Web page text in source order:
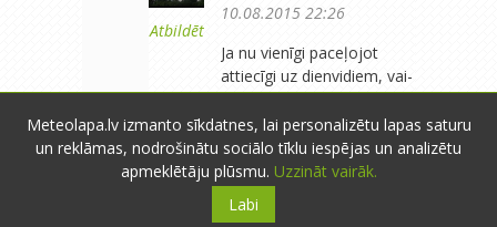
Atbildēt
10.08.2015 22:26
Ja nu vienīgi paceļojot
attiecīgi uz dienvidiem, vai-
taisni otrādi- uz ziemeļiem.
Līdzīgi kā daudziem
amerikāņiem, arī Ilmāram
Dzenim (slavenajam
dziesminiekam) ir viena
māja Floridā un otra kaut
Meteolapa.lv izmanto sīkdatnes, lai personalizētu lapas saturu
un reklāmas, nodrošinātu sociālo tīklu iespējas un analizētu
apmeklētāju plūsmu. Uzzināt vairāk.
Labi